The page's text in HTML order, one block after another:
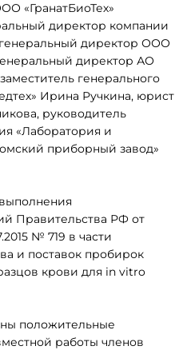
«ГранатБиоТех»
директор компании
директор ООО
директор АО
генерального
Ирина Ручкина, юрист
руководитель
«Лаборатория и
приборный завод»
Правительства РФ от
№ 719 в части
и поставок пробирок
крови для in vitro
положительные
работы членов